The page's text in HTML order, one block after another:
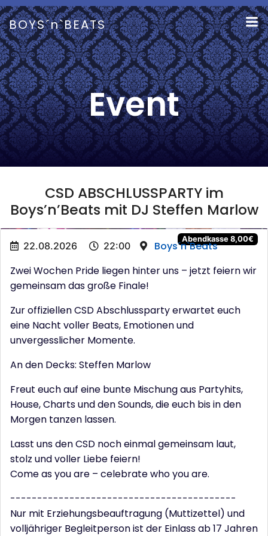
Zum
Inhalt
springen
BOYS´n`BEATS
Event
CSD ABSCHLUSSPARTY im
Boys’n’Beats mit DJ Steffen Marlow
Abendkasse 8,00€
22.08.2026 22:00
Boys´n`Beats
Zwei Wochen Pride liegen hinter uns – jetzt feiern wir
gemeinsam das große Finale!
Zur offiziellen CSD Abschlussparty erwartet euch
eine Nacht voller Beats, Emotionen und
unvergesslicher Momente.
An den Decks: Steffen Marlow
Freut euch auf eine bunte Mischung aus Partyhits,
House, Charts und den Sounds, die euch bis in den
Morgen tanzen lassen.
Lasst uns den CSD noch einmal gemeinsam laut,
stolz und voller Liebe feiern!
Come as you are – celebrate who you are.
------------------------------------------
Nur mit Erziehungsbeauftragung (Muttizettel) und
volljähriger Begleitperson ist der Einlass ab 17 Jahren